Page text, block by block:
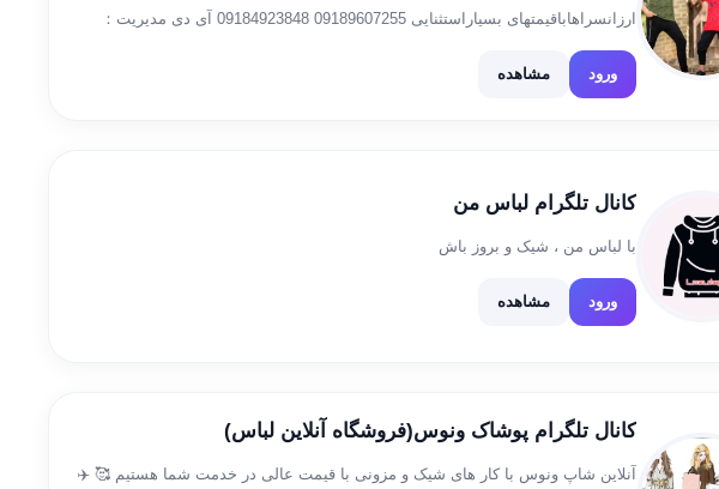
ارزانسراهاباقیمتهای بسیاراستثنایی 09189607255 09184923848 آی دی مدیریت：
Admin: @sajjad_nadri
ورود
مشاهده
کانال تلگرام لباس من
با لباس من ، شیک و بروز باش
ورود مشاهده
کانال تلگرام پوشاک ونوس(فروشگاه آنلاین لباس)
آنلاین شاپ ونوس با کار های شیک و مزونی با قیمت عالی در خدمت شما هستیم 🥰 ✈️